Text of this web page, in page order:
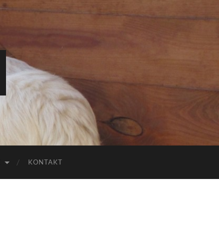
KONTAKT